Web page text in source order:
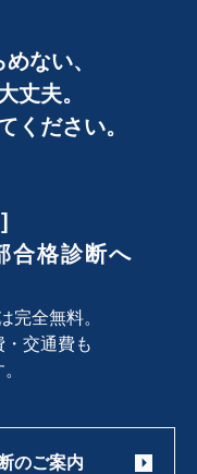
ない、
丈夫。
ください。
合格診断へ
完全無料。
交通費も
のご案内